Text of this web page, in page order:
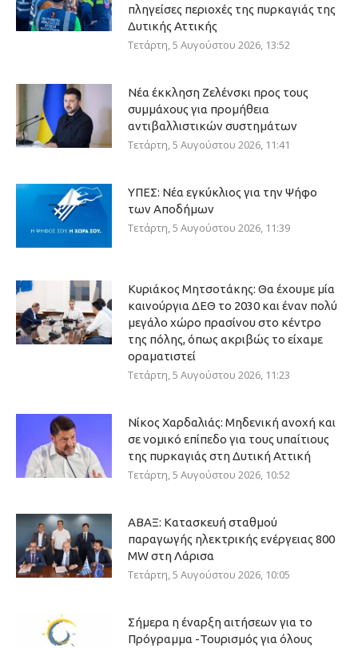
πληγείσες περιοχές της πυρκαγιάς της
Δυτικής Αττικής
Τετάρτη, 5 Αυγούστου 2026, 13:52
Νέα έκκληση Ζελένσκι προς τους
συμμάχους για προμήθεια
αντιβαλλιστικών συστημάτων
Τετάρτη, 5 Αυγούστου 2026, 11:41
ΥΠΕΣ: Νέα εγκύκλιος για την Ψήφο
των Αποδήμων
Τετάρτη, 5 Αυγούστου 2026, 11:39
Κυριάκος Μητσοτάκης: Θα έχουμε μία
καινούργια ΔΕΘ το 2030 και έναν πολύ
μεγάλο χώρο πρασίνου στο κέντρο
της πόλης, όπως ακριβώς το είχαμε
οραματιστεί
Τετάρτη, 5 Αυγούστου 2026, 11:23
Νίκος Χαρδαλιάς: Μηδενική ανοχή και
σε νομικό επίπεδο για τους υπαίτιους
της πυρκαγιάς στη Δυτική Αττική
Τετάρτη, 5 Αυγούστου 2026, 10:52
ΑΒΑΞ: Κατασκευή σταθμού
παραγωγής ηλεκτρικής ενέργειας 800
ΜW στη Λάρισα
Τετάρτη, 5 Αυγούστου 2026, 10:05
Σήμερα η έναρξη αιτήσεων για το
Πρόγραμμα -Τουρισμός για όλους